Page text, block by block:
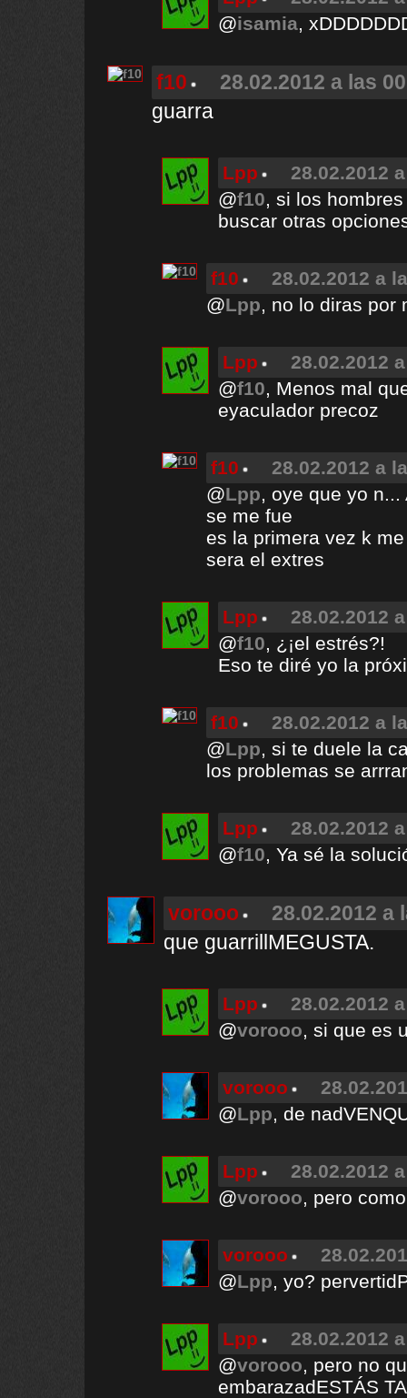
@isamia,
f10
28.02.2012 a las
guarra
Lpp
28.02.2012
@f10, si los
buscar otras
f10
28.02.2012 a
@Lpp, no lo diras por
Lpp
28.02.2012
@f10, Menos mal
eyaculador precoz
f10
28.02.2012 a
@Lpp, oye que yo n...
se me fue
es la primera vez k
sera el extres
Lpp
28.02.2012
@f10, ¿¡el estrés?!
Eso te diré yo la
f10
28.02.2012 a
@Lpp, si te duele la
los problemas se
Lpp
28.02.2012
@f10, Ya sé la
vorooo
28.02.2012 a
que guarrillMEGUSTA.
Lpp
28.02.2012
@vorooo, si que es
vorooo
@Lpp, de
Lpp
28.02.2012
@vorooo, pero
vorooo
@Lpp, yo?
Lpp
28.02.2012
@vorooo, pero no
embarazadESTÁS